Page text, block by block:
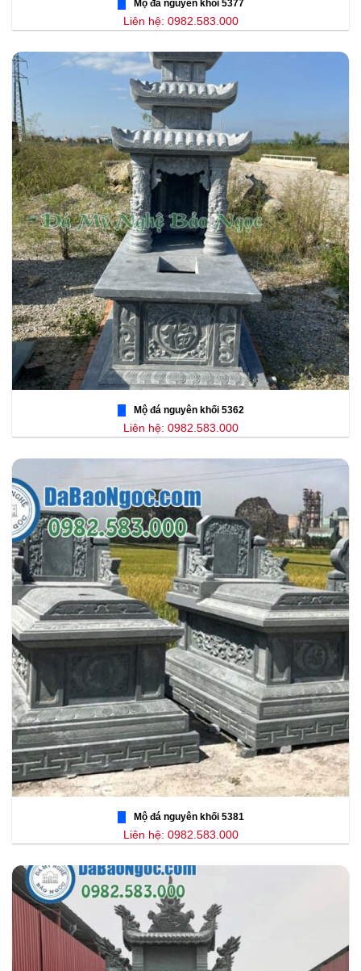
Mộ đá nguyên khối 5377
Liên hệ: 0982.583.000
Mộ đá nguyên khối 5362
Liên hệ: 0982.583.000
Mộ đá nguyên khối 5381
Liên hệ: 0982.583.000